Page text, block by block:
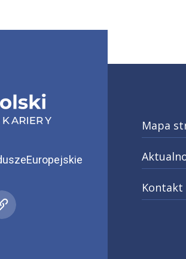
karierydo kariery
pociąg do kariery
Małopolski pociąg do kariery
Mapa
Kontakt